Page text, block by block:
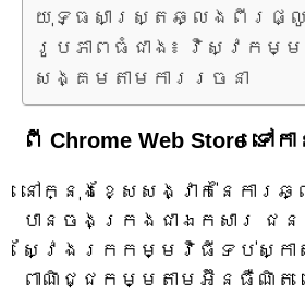
យុទ្ធសាស្ត្រឆ្លងពីរផ្
រូបភាពធំជាង៖ វិស្វកម្ម
សង្គមតាមការរចនា
ពី Chrome Web Store ទៅក
នៅក្នុងខ្សែសង្វាក់នៃការឆ្
បានចងក្រងជាឯកសារ ជនរ
ស្វែងរកកម្មវិធីទប់ស្កា
ពាណិជ្ជកម្មតាមអ៊ីនធឺណិត